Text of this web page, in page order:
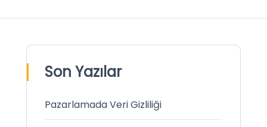
Son Yazılar
Pazarlamada Veri Gizliliği